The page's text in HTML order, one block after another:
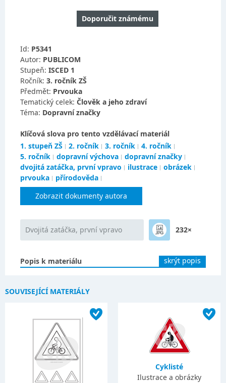
Doporučit známému
Id: P5341
Autor: PUBLICOM
Stupeň: ISCED 1
Ročník: 3. ročník ZŠ
Předmět: Prvouka
Tematický celek: Člověk a jeho zdraví
Téma: Dopravní značky
Klíčová slova pro tento vzdělávací materiál
1. stupeň ZŠ
2. ročník 3. ročník
4. ročník
5. ročník
dopravní výchova
dopravní značky
dvojitá zatáčka, první vpravo
ilustrace
obrázek
prvouka
přírodověda
Zobrazit dokumenty autora
Dvojitá zatáčka, první vpravo 232×
Popis k materiálu skrýt popis
SOUVISEJÍCÍ MATERIÁLY
Cyklisté
Ilustrace a obrázky